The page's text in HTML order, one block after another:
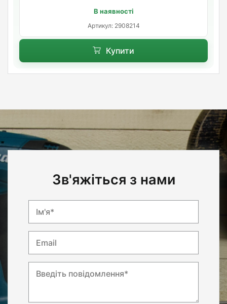
В наявності
Артикул: 2908214
Купити
Зв'яжіться з нами
Ім'я*
Email
Введіть повідомлення*